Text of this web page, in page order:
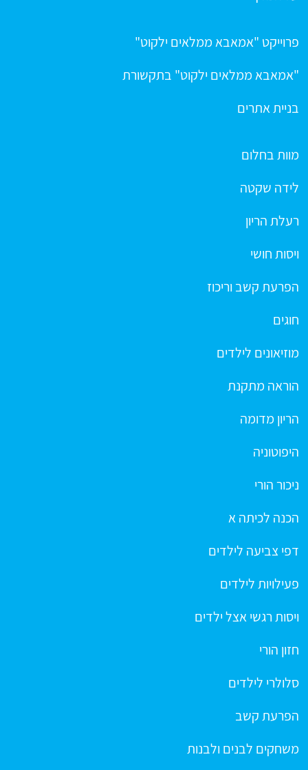
פרוייקט "אמאבא ממלאים ילקוט"
"אמאבא ממלאים ילקוט" בתקשורת
בניית אתרים
מוות בחלום
לידה שקטה
רעלת הריון
ויסות חושי
הפרעת קשב וריכוז
חוגים
מוזיאונים לילדים
הוראה מתקנת
הריון מדומה
היפוטוניה
ניכור הורי
הכנה לכיתה א
דפי צביעה לילדים
פעילויות לילדים
ויסות רגשי אצל ילדים
חזון הורי
סלולרי לילדים
הפרעת קשב
משחקים לבנים ולבנות